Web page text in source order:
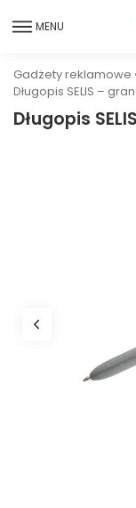
MENU
Gadżety reklamowe
Długopis SELIS –
Długopis